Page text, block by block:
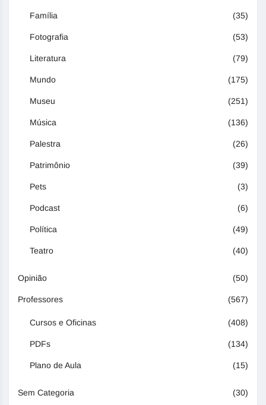
Família (35)
Fotografia (53)
Literatura (79)
Mundo (175)
Museu (251)
Música (136)
Palestra (26)
Patrimônio (39)
Pets (3)
Podcast (6)
Política (49)
Teatro (40)
Opinião (50)
Professores (567)
Cursos e Oficinas (408)
PDFs (134)
Plano de Aula (15)
Sem Categoria (30)